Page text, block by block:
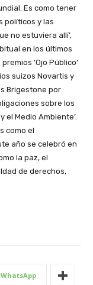
Es como tener
políticos y las
no estuviera allí’,
en los últimos
‘Ojo Público’
suizos Novartis y
Brigestone por
sobre los
el Medio Ambiente’.
como el
año se celebró en
la paz, el
de derechos,
WhatsApp